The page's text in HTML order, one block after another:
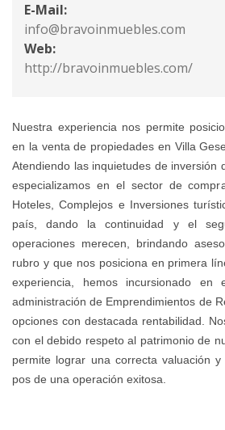
E-Mail:
info@bravoinmuebles.com
Web:
http://bravoinmuebles.com/
Nuestra experiencia nos permite
en la venta de propiedades en Villa
Atendiendo las inquietudes de inversión
especializamos en el sector de
Hoteles, Complejos e Inversiones
país, dando la continuidad y el
operaciones merecen, brindando
rubro y que nos posiciona en primera
experiencia, hemos incursionado en
administración de Emprendimientos de
opciones con destacada rentabilidad.
con el debido respeto al patrimonio de
permite lograr una correcta valuación
pos de una operación exitosa.